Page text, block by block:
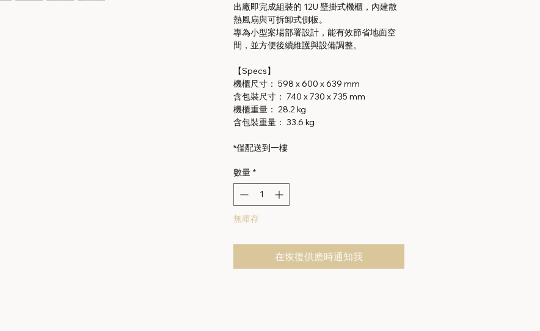
出廠即完成組裝的 12U 壁掛式機櫃，內建散
熱風扇與可拆卸式側板。
專為小型案場部署設計，能有效節省地面空
間，並方便後續維護與設備調整。
【Specs】
機櫃尺寸： 598 x 600 x 639 mm
含包裝尺寸： 740 x 730 x 735 mm
機櫃重量： 28.2 kg
含包裝重量： 33.6 kg
*僅配送到一樓
數量 *
無庫存
在恢復供應時通知我